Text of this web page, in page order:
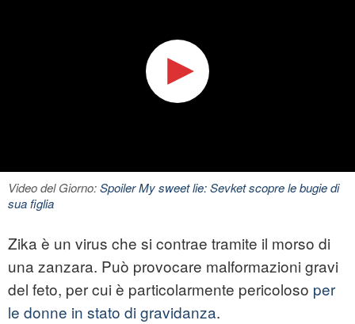
Video del Giorno:Spoiler My sweet lie: Sevket scopre le bugie di
sua figlia
Zika è un virus che si contrae tramite il morso di
una zanzara. Può provocare malformazioni gravi
del feto, per cui è particolarmente pericoloso per
le donne in stato di gravidanza.